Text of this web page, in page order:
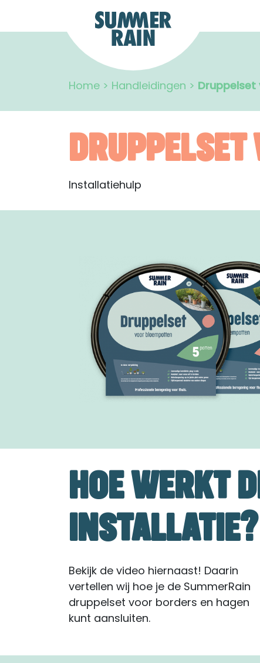
Home > Handleidingen >
Installatiehulp
HOE WERKT
INSTALLATIE?
Bekijk de video hiernaast! Daarin
vertellen wij hoe je de SummerRain
druppelset voor borders en hagen
kunt aansluiten.